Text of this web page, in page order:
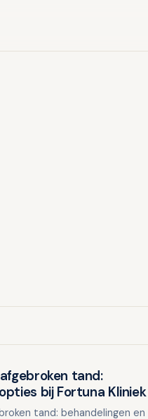
tand:
bij Fortuna Kliniek
tand: behandelingen en